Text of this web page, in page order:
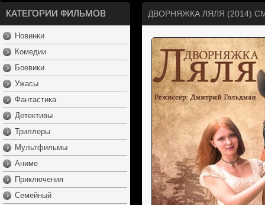
КАТЕГОРИИ ФИЛЬМОВ
Новинки
Комедии
Боевики
Ужасы
Фантастика
Детективы
Триллеры
Мультфильмы
Аниме
Приключения
Семейный
ДВОРНЯЖКА ЛЯЛЯ (2014)